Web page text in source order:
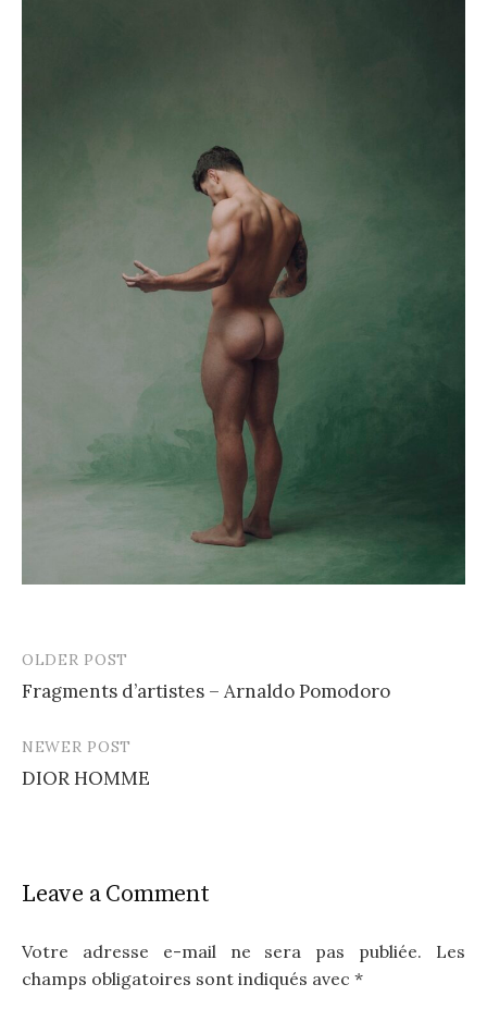
Post
navigation
OLDER POST
Fragments d’artistes – Arnaldo Pomodoro
NEWER POST
DIOR HOMME
Leave a Comment
Votre adresse e-mail ne sera pas publiée.
Les
champs obligatoires sont indiqués avec *